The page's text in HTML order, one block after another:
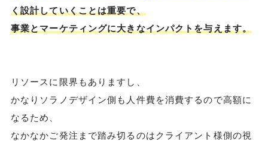
く設計していくことは重要で、
事業とマーケティングに大きなインパクトを与えます。
リソースに限界もありますし、
かなりソラノデザイン側も人件費を消費するので高額に
なるため、
なかなかご発注まで踏み切るのはクライアント様側の視